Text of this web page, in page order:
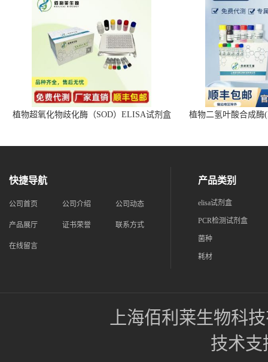
植物超氧化物歧化酶（SOD）ELISA试剂盒 植物二氢叶酸合成酶
快捷导航
公司首页 公司介绍 公司动态
产品展厅 证书荣誉 联系方式
在线留言
产品类别
elisa试剂盒
PCR检测试剂盒
菌种
耗材
上海佰利莱生物科
技术